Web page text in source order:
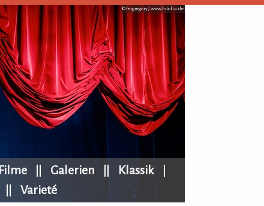
© fergregory /www.fotolia.de
Filme Galerien
Klassik
Varieté